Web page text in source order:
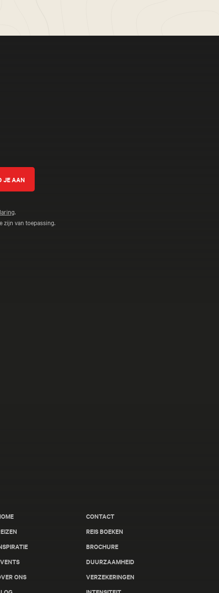
.
zijn van toepassing.
ONS
CONTACT
REIS BOEKEN
BROCHURE
DUURZAAMHEID
VERZEKERINGEN